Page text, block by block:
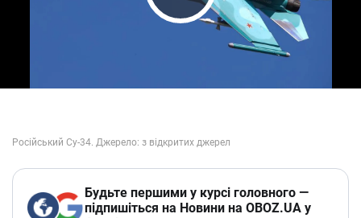
Play Video
Будьте першими у курсі головного —
підпишіться на Новини на OBOZ.UA у